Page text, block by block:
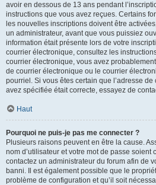
avoir en dessous de 13 ans pendant
instructions que vous avez reçues. Certains
les nouvelles inscriptions doivent être
un administrateur, avant que vous puissiez
information était présente lors de votre
courrier électronique, consultez les
courrier électronique, vous avez
de courrier électronique ou le courrier
pourriel. Si vous êtes certain que l’adresse
avez spécifiée était correcte, essayez de
Haut
Pourquoi ne puis-je pas me connecter ?
Plusieurs raisons peuvent en être la cause.
nom d’utilisateur et votre mot de passe soient
contactez un administrateur du forum afin de
banni. Il est également possible que le
problème de configuration et qu’il soit